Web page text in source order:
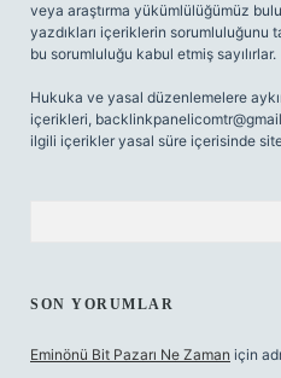
veya araştırma yükümlülüğümüz
yazdıkları içeriklerin sorumluluğunu
bu sorumluluğu kabul etmiş sayılırlar.
Hukuka ve yasal düzenlemelere
içerikleri,
ilgili içerikler yasal süre içerisinde
SON YORUMLAR
Eminönü Bit Pazarı Ne Zaman için